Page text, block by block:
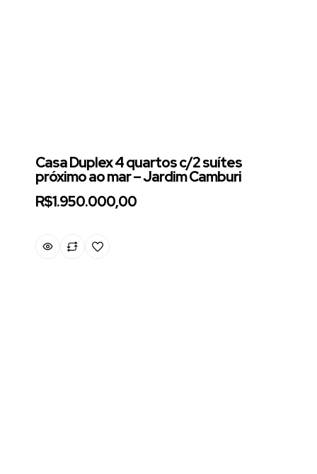
Casa Duplex 4 quartos c/2 suítes
próximo ao mar – Jardim Camburi
R$1.950.000,00